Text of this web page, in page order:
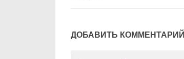
ДОБАВИТЬ КОММЕНТАРИЙ